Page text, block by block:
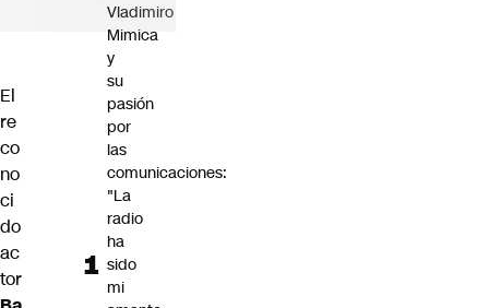
El
re
co
no
ci
do
ac
tor
Vladimiro
Mimica
y
su
pasión
por
las
comunicaciones:
"La
radio
ha
sido
mi